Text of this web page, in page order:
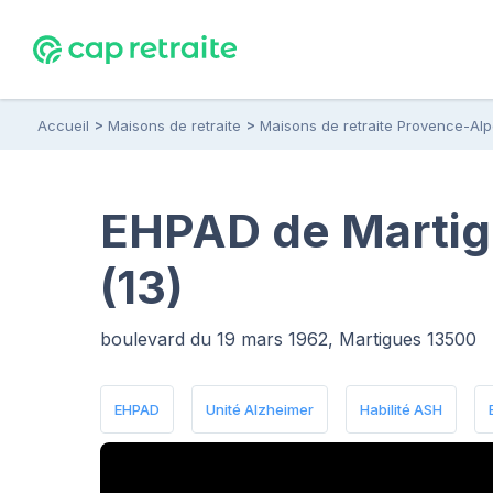
Accueil Maisons de retraite Maisons de retraite Provence-
EHPAD de
(13)
boulevard du 19 mars 1962, Martigues 13500
EHPAD Unité Alzheimer Habilité ASH